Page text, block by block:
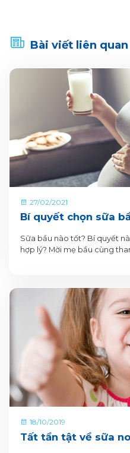
Bài viết liên quan
27/02/2021
Bí quyết chọn sữa
khỏe
Sữa bầu nào tốt? Bí quyết
hợp lý? Mời mẹ bầu cùng
18/10/2019
Tất tần tật về sữa